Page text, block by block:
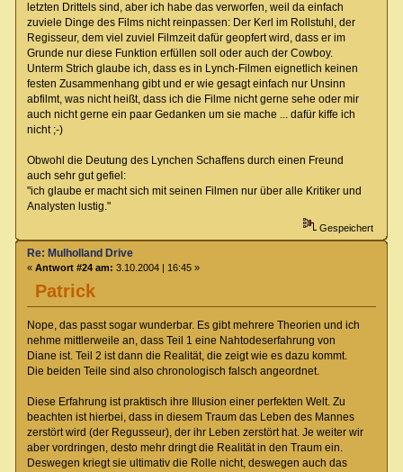
letzten Drittels sind, aber ich habe das verworfen, weil da einfach
zuviele Dinge des Films nicht reinpassen: Der Kerl im Rollstuhl, der
Regisseur, dem viel zuviel Filmzeit dafür geopfert wird, dass er im
Grunde nur diese Funktion erfüllen soll oder auch der Cowboy.
Unterm Strich glaube ich, dass es in Lynch-Filmen eignetlich keinen
festen Zusammenhang gibt und er wie gesagt einfach nur Unsinn
abfilmt, was nicht heißt, dass ich die Filme nicht gerne sehe oder mir
auch nicht gerne ein paar Gedanken um sie mache ... dafür kiffe ich
nicht ;-)
Obwohl die Deutung des Lynchen Schaffens durch einen Freund
auch sehr gut gefiel:
"ich glaube er macht sich mit seinen Filmen nur über alle Kritiker und
Analysten lustig."
Gespeichert
Patrick
Re: Mulholland Drive
« Antwort #24 am: 3.10.2004 | 16:45 »
Nope, das passt sogar wunderbar. Es gibt mehrere Theorien und ich
nehme mittlerweile an, dass Teil 1 eine Nahtodeserfahrung von
Diane ist. Teil 2 ist dann die Realität, die zeigt wie es dazu kommt.
Die beiden Teile sind also chronologisch falsch angeordnet.
Diese Erfahrung ist praktisch ihre Illusion einer perfekten Welt. Zu
beachten ist hierbei, dass in diesem Traum das Leben des Mannes
zerstört wird (der Regusseur), der ihr Leben zerstört hat. Je weiter wir
aber vordringen, desto mehr dringt die Realität in den Traum ein.
Deswegen kriegt sie ultimativ die Rolle nicht, deswegen auch das